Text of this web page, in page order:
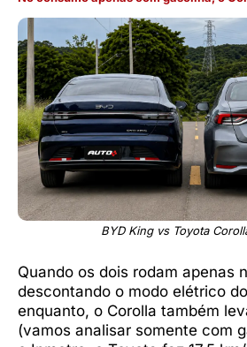
BYD King vs Toyota
Quando os dois rodam apenas
descontando o modo elétrico
enquanto, o Corolla também
(vamos analisar somente com